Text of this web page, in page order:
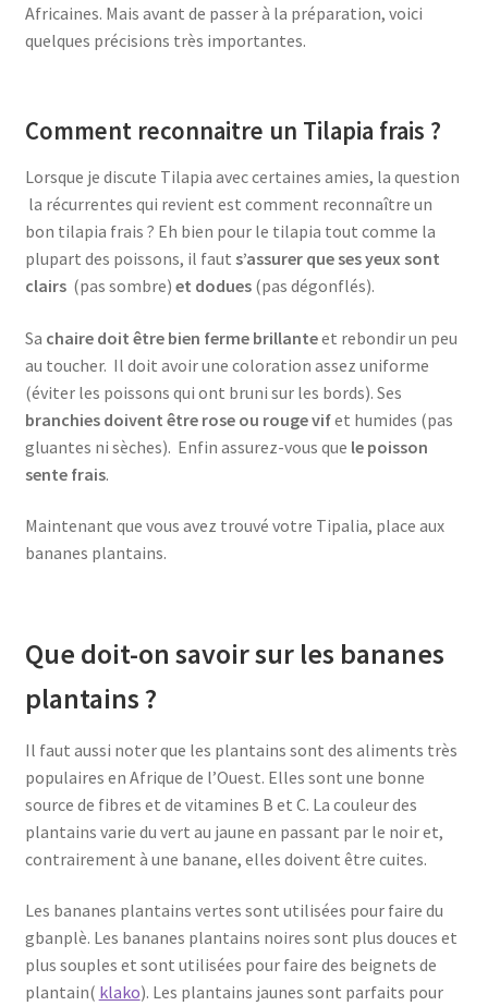
Africaines. Mais avant de passer à la préparation, voici
quelques précisions très importantes.
Comment reconnaitre un Tilapia frais ?
Lorsque je discute Tilapia avec certaines amies, la question
la récurrentes qui revient est comment reconnaître un
bon tilapia frais ? Eh bien pour le tilapia tout comme la
plupart des poissons, il faut s’assurer que ses yeux sont
clairs (pas sombre) et dodues(pas dégonflés).
Sa chaire doit être bien ferme brillanteet rebondir un peu
au toucher. Il doit avoir une coloration assez uniforme
(éviter les poissons qui ont bruni sur les bords). Ses
branchies doivent être rose ou rouge vifet humides (pas
gluantes ni sèches). Enfin assurez-vous que le poisson
sente frais.
Maintenant que vous avez trouvé votre Tipalia, place aux
bananes plantains.
Que doit-on savoir sur les bananes
plantains ?
Il faut aussi noter que les plantains sont des aliments très
populaires en Afrique de l’Ouest. Elles sont une bonne
source de fibres et de vitamines B et C. La couleur des
plantains varie du vert au jaune en passant par le noir et,
contrairement à une banane, elles doivent être cuites.
Les bananes plantains vertes sont utilisées pour faire du
gbanplè. Les bananes plantains noires sont plus douces et
plus souples et sont utilisées pour faire des beignets de
plantain( klako). Les plantains jaunes sont parfaits pour